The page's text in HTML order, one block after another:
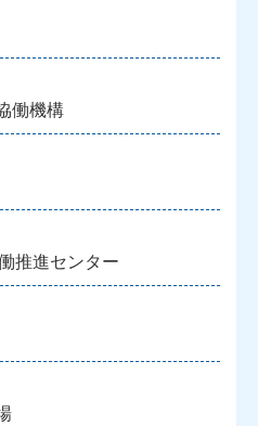
働機構
推進センター